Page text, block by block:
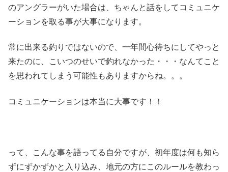
のアングラーがいた場合は、ちゃんと話をしてコミュニケ
ーションを取る事が大事になります。
常に出来る釣りではないので、一年間心待ちにしてやっと
来たのに、こいつのせいで釣れなかった・・・なんてこと
を思われてしまう可能性もありますからね。。。
コミュニケーションは本当に大事です！！
って、こんな事を語ってる自分ですが、初年度は何も知ら
ずにずかずかと入り込み、地元の方にこのルールを教わっ